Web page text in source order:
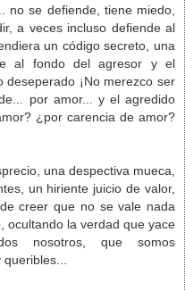
no se defiende, tiene miedo,
a veces incluso defiende al
un código secreto, una
al fondo del agresor y el
¡No merezco ser
por amor... y el agredido
¿por carencia de amor?
una despectiva mueca,
un hiriente juicio de valor,
creer que no se vale nada
ocultando la verdad que yace
nosotros, que somos